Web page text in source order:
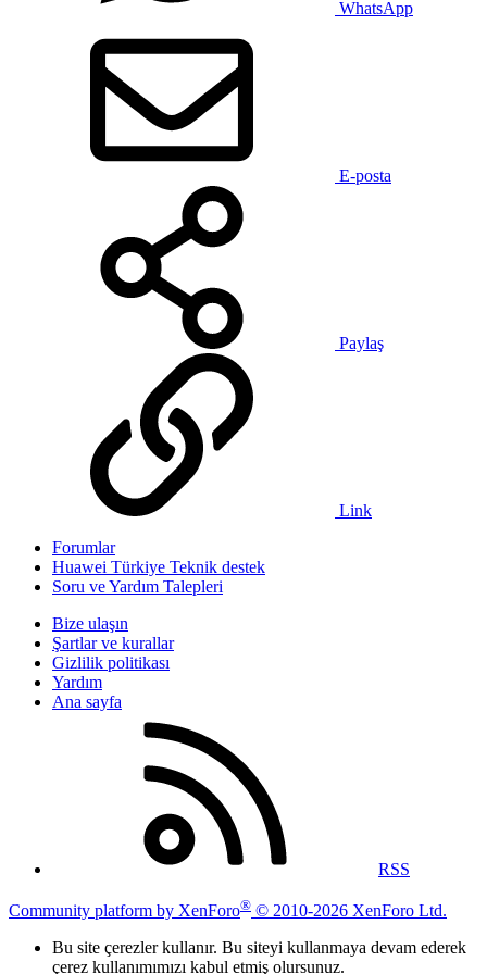
WhatsApp
E-posta
Paylaş
Link
Forumlar
Huawei Türkiye Teknik destek
Soru ve Yardım Talepleri
Bize ulaşın
Şartlar ve kurallar
Gizlilik politikası
Yardım
Ana sayfa
RSS
Community platform by XenForo® © 2010-2026 XenForo Ltd.
Bu site çerezler kullanır. Bu siteyi kullanmaya devam ederek
çerez kullanımımızı kabul etmiş olursunuz.